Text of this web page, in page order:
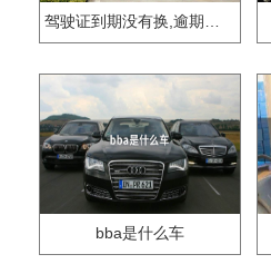
驾驶证到期没有换,逾期怎么办??
bba是什么车